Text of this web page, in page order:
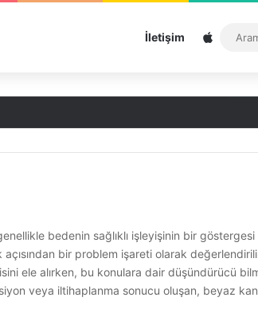
İletişim
bedenin sağlıklı işleyişinin bir
bir problem işareti olarak
ele alırken, bu konulara dair düşündürücü
veya iltihaplanma sonucu oluşan, beyaz